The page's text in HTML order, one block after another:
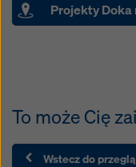
Projekty Doka
To może Cię
Wstecz do